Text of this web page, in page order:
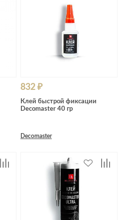
832 ₽
Клей быстрой фиксации
Decomaster 40 гр
Decomaster